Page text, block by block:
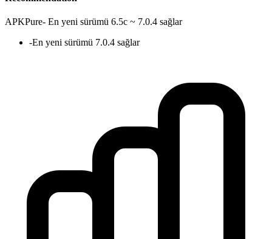
APKPure- En yeni sürümü 6.5c ~ 7.0.4 sağlar
-En yeni sürümü 7.0.4 sağlar